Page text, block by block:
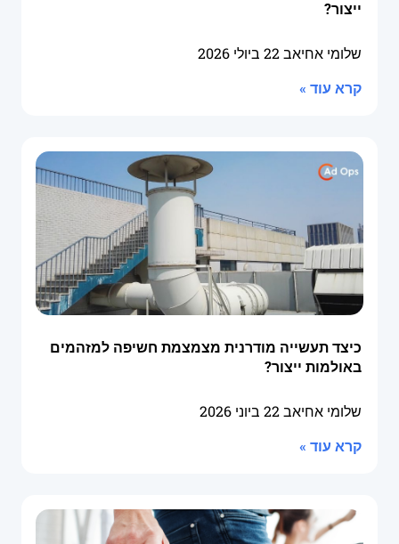
ייצור?
שלומי אחיאב22 ביולי 2026
קרא עוד »
כיצד תעשייה מודרנית מצמצמת חשיפה למזהמים
באולמות ייצור?
שלומי אחיאב22 ביוני 2026
קרא עוד »